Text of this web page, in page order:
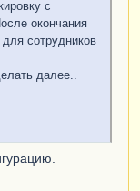
с
окончания
сотрудников
далее..